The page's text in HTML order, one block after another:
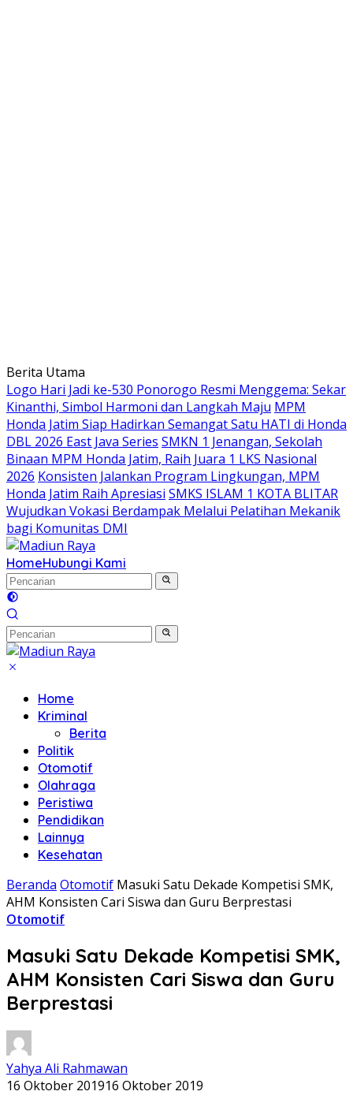
Langsung
ke
konten
Berita Utama
Logo Hari Jadi ke-530 Ponorogo Resmi Menggema: Sekar
Kinanthi, Simbol Harmoni dan Langkah Maju MPM
Honda Jatim Siap Hadirkan Semangat Satu HATI di Honda
DBL 2026 East Java Series SMKN 1 Jenangan, Sekolah
Binaan MPM Honda Jatim, Raih Juara 1 LKS Nasional
2026 Konsisten Jalankan Program Lingkungan, MPM
Honda Jatim Raih Apresiasi SMKS ISLAM 1 KOTA BLITAR
Wujudkan Vokasi Berdampak Melalui Pelatihan Mekanik
bagi Komunitas DMI
HomeHubungi Kami
Home
Kriminal
Berita
Politik
Otomotif
Olahraga
Peristiwa
Pendidikan
Lainnya
Kesehatan
Beranda Otomotif Masuki Satu Dekade Kompetisi SMK,
AHM Konsisten Cari Siswa dan Guru Berprestasi
Otomotif
Masuki Satu Dekade Kompetisi SMK,
AHM Konsisten Cari Siswa dan Guru
Berprestasi
Yahya Ali Rahmawan
16 Oktober 201916 Oktober 2019